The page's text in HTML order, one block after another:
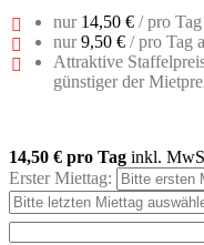
nur 14,50 € / pro Tag
nur9,50 € / pro Tag
Attraktive
günstiger der
14,50 € pro Tag inkl.
Erster Miettag: